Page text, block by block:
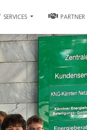
SERVICES PARTNER